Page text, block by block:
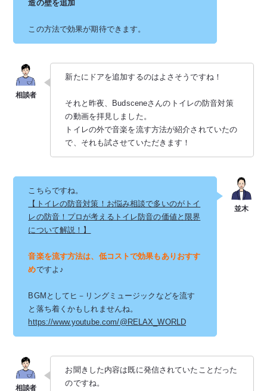
造の壁を追加
この方法で効果が期待できます。
新たにドアを追加するのはよさそうですね！
それと昨夜、Budsceneさんのトイレの防音対策
の動画を拝見しました。
トイレの外で音楽を流す方法が紹介されていたの
で、それも試させていただきます！
こちらですね。
【トイレの防音対策！お悩み相談で多いのがトイ
レの防音！プロが考えるトイレ防音の価値と限界
について解説！】
音楽を流す方法は、低コストで効果もありおすす
めですよ♪
BGMとしてヒ－リングミュージックなどを流す
と落ち着くかもしれませんね。
https://www.youtube.com/@RELAX_WORLD
お聞きした内容は既に発信されていたことだった
のですね。